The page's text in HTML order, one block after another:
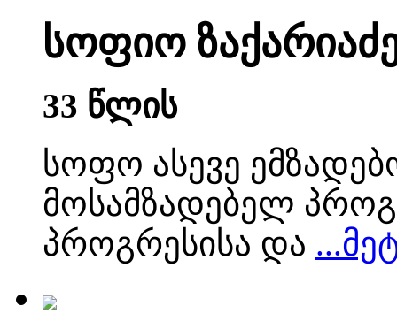
სოფიო
33 წლის
სოფო ასევე
მოსამზადებელ
პროგრესისა და